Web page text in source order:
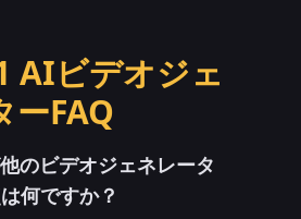
AIビデオジェ
ーFAQ
のビデオジェネレータ
何ですか？